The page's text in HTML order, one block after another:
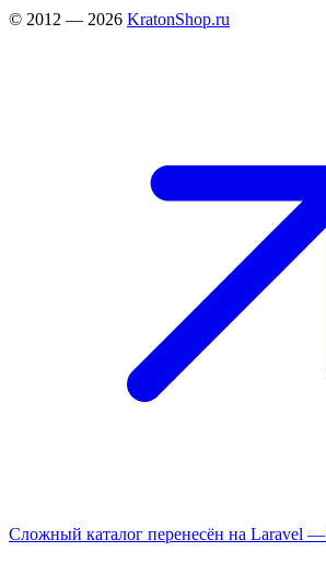
© 2012 — 2026 KratonShop.ru
Сложный каталог перенесён на Laravel —